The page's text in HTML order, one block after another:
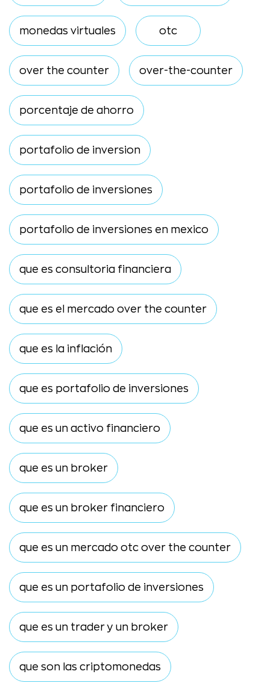
monedas virtuales otc
over the counter over-the-counter
porcentaje de ahorro
portafolio de inversion
portafolio de inversiones
portafolio de inversiones en mexico
que es consultoria financiera
que es el mercado over the counter
que es la inflación
que es portafolio de inversiones
que es un activo financiero
que es un broker
que es un broker financiero
que es un mercado otc over the counter
que es un portafolio de inversiones
que es un trader y un broker
que son las criptomonedas